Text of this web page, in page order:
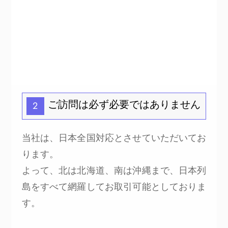
2 ご訪問は必ず必要ではありません
当社は、日本全国対応とさせていただいてお
ります。
よって、北は北海道、南は沖縄まで、日本列
島をすべて網羅してお取引可能としておりま
す。